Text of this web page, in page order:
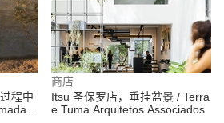
程中
商店
Itsu 圣保罗店，垂挂盆景 / Terra
e Tuma Arquitetos Associados